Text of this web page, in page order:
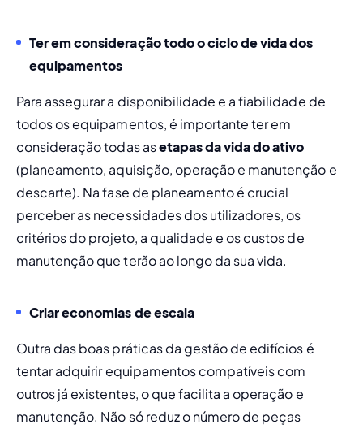
Ter em consideração todo o ciclo de vida dos
equipamentos
Para assegurar a disponibilidade e a fiabilidade de
todos os equipamentos, é importante ter em
consideração todas as etapas da vida do ativo
(planeamento, aquisição, operação e manutenção e
descarte). Na fase de planeamento é crucial
perceber as necessidades dos utilizadores, os
critérios do projeto, a qualidade e os custos de
manutenção que terão ao longo da sua vida.
Criar economias de escala
Outra das boas práticas da gestão de edifícios é
tentar adquirir equipamentos compatíveis com
outros já existentes, o que facilita a operação e
manutenção. Não só reduz o número de peças